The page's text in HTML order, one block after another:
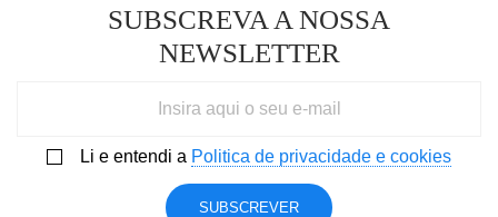
SUBSCREVA A NOSSA
NEWSLETTER
Li e entendi a Politica de privacidade e cookies
SUBSCREVER